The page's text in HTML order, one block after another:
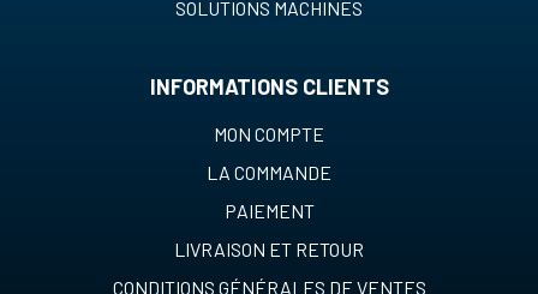
SOLUTIONS MACHINES
INFORMATIONS CLIENTS
MON COMPTE
LA COMMANDE
PAIEMENT
LIVRAISON ET RETOUR
CONDITIONS GÉNÉRALES DE VENTES